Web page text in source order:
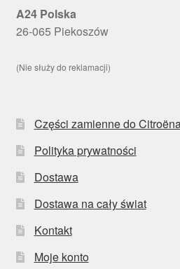
A24 Polska
26-065 Piekoszów
(Nie służy do reklamacji)
Części zamienne do
Polityka prywatności
Dostawa
Dostawa na cały świat
Kontakt
Moje konto